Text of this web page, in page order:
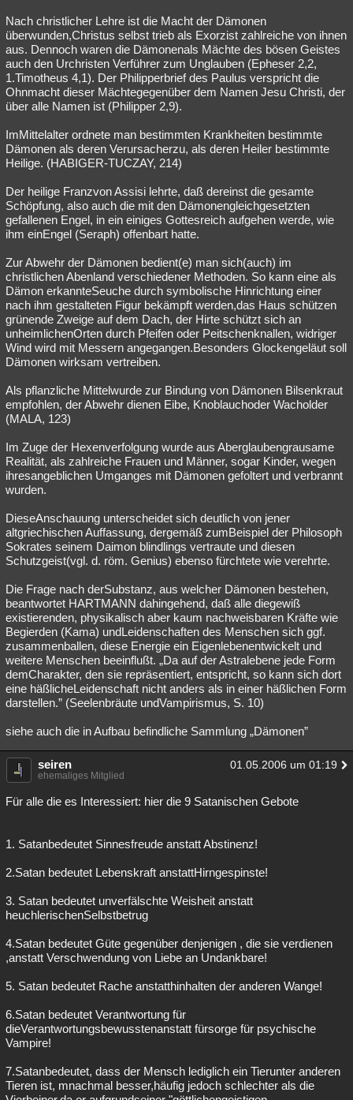
Nach christlicher Lehre ist die Macht der Dämonen
überwunden,Christus selbst trieb als Exorzist zahlreiche von ihnen
aus. Dennoch waren die Dämonenals Mächte des bösen Geistes
auch den Urchristen Verführer zum Unglauben (Epheser 2,2,
1.Timotheus 4,1). Der Philipperbrief des Paulus verspricht die
Ohnmacht dieser Mächtegegenüber dem Namen Jesu Christi, der
über alle Namen ist (Philipper 2,9).
ImMittelalter ordnete man bestimmten Krankheiten bestimmte
Dämonen als deren Verursacherzu, als deren Heiler bestimmte
Heilige. (HABIGER-TUCZAY, 214)
Der heilige Franzvon Assisi lehrte, daß dereinst die gesamte
Schöpfung, also auch die mit den Dämonengleichgesetzten
gefallenen Engel, in ein einiges Gottesreich aufgehen werde, wie
ihm einEngel (Seraph) offenbart hatte.
Zur Abwehr der Dämonen bedient(e) man sich(auch) im
christlichen Abenland verschiedener Methoden. So kann eine als
Dämon erkannteSeuche durch symbolische Hinrichtung einer
nach ihm gestalteten Figur bekämpft werden,das Haus schützen
grünende Zweige auf dem Dach, der Hirte schützt sich an
unheimlichenOrten durch Pfeifen oder Peitschenknallen, widriger
Wind wird mit Messern angegangen.Besonders Glockengeläut soll
Dämonen wirksam vertreiben.
Als pflanzliche Mittelwurde zur Bindung von Dämonen Bilsenkraut
empfohlen, der Abwehr dienen Eibe, Knoblauchoder Wacholder
(MALA, 123)
Im Zuge der Hexenverfolgung wurde aus Aberglaubengrausame
Realität, als zahlreiche Frauen und Männer, sogar Kinder, wegen
ihresangeblichen Umganges mit Dämonen gefoltert und verbrannt
wurden.
DieseAnschauung unterscheidet sich deutlich von jener
altgriechischen Auffassung, dergemäß zumBeispiel der Philosoph
Sokrates seinem Daimon blindlings vertraute und diesen
Schutzgeist(vgl. d. röm. Genius) ebenso fürchtete wie verehrte.
Die Frage nach derSubstanz, aus welcher Dämonen bestehen,
beantwortet HARTMANN dahingehend, daß alle diegewiß
existierenden, physikalisch aber kaum nachweisbaren Kräfte wie
Begierden (Kama) undLeidenschaften des Menschen sich ggf.
zusammenballen, diese Energie ein Eigenlebenentwickelt und
weitere Menschen beeinflußt. „Da auf der Astralebene jede Form
demCharakter, den sie repräsentiert, entspricht, so kann sich dort
eine häßlicheLeidenschaft nicht anders als in einer häßlichen Form
darstellen.” (Seelenbräute undVampirismus, S. 10)
siehe auch die in Aufbau befindliche Sammlung „Dämonen”
seiren 01.05.2006 um 01:19
ehemaliges Mitglied
Für alle die es Interessiert: hier die 9 Satanischen Gebote
1. Satanbedeutet Sinnesfreude anstatt Abstinenz!
2.Satan bedeutet Lebenskraft anstattHirngespinste!
3. Satan bedeutet unverfälschte Weisheit anstatt
heuchlerischenSelbstbetrug
4.Satan bedeutet Güte gegenüber denjenigen , die sie verdienen
,anstatt Verschwendung von Liebe an Undankbare!
5. Satan bedeutet Rache anstatthinhalten der anderen Wange!
6.Satan bedeutet Verantwortung für
dieVerantwortungsbewusstenanstatt fürsorge für psychische
Vampire!
7.Satanbedeutet, dass der Mensch lediglich ein Tierunter anderen
Tieren ist, mnachmal besser,häufig jedoch schlechter als die